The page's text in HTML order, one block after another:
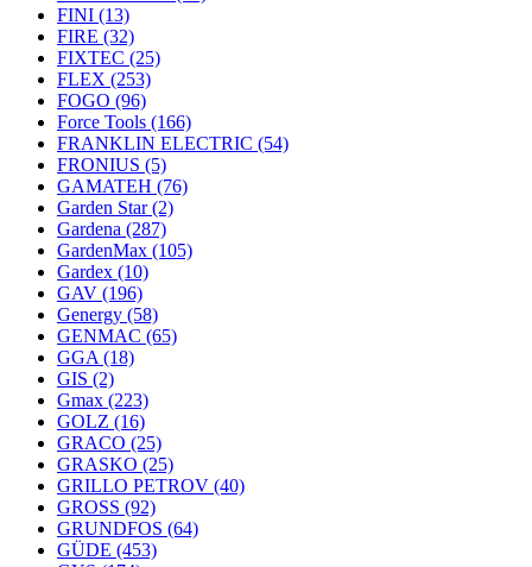
FINI (13)
FIRE (32)
FIXTEC (25)
FLEX (253)
FOGO (96)
Force Tools (166)
FRANKLIN ELECTRIC (54)
FRONIUS (5)
GAMATEH (76)
Garden Star(2)
Gardena (287)
GardenMax (105)
Gardex (10)
GAV (196)
Genergy (58)
GENMAC (65)
GGA (18)
GIS (2)
Gmax (223)
GOLZ (16)
GRACO (25)
GRASKO (25)
GRILLO PETROV (40)
GROSS (92)
GRUNDFOS (64)
GÜDE (453)